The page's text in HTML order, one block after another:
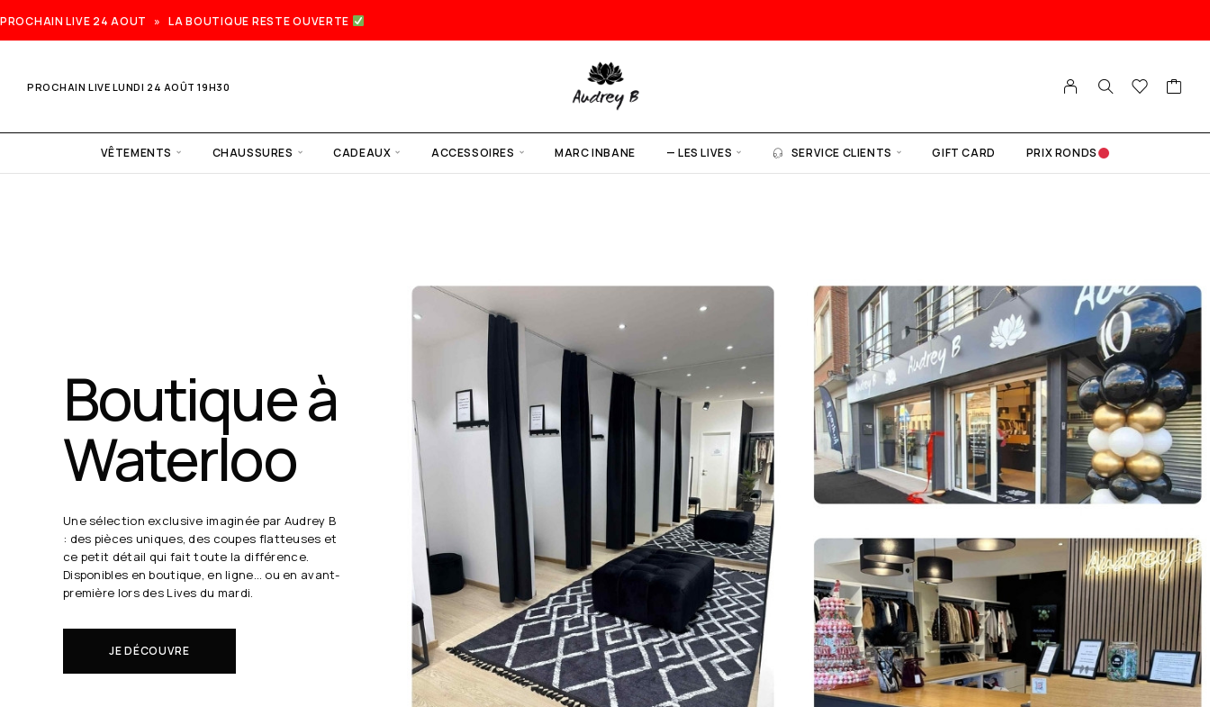
PROCHAIN LIVE 24 AOUT » LA BOUTIQUE RESTE OUVERTE
PROCHAIN LIVE LUNDI 24 AOÛT 19H30
VÊTEMENTS CHAUSSURES CADEAUX ACCESSOIRES MARC INBANE — LES LIVES SERVICE CLIENTS GIFT CARD PRIX RONDS
live lundi
24 août
19h30
Chaque semaine, Audrey B. dévoile ses coups
de cœur en direct.